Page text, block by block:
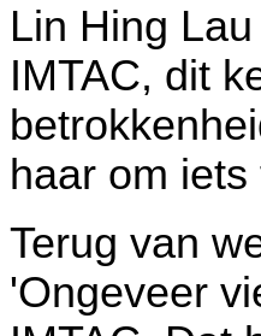
Lin Hing
IMTAC, dit
haar om
Terug van
'Ongeveer